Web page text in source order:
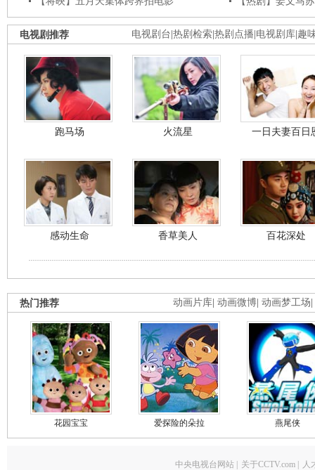
电视剧台 热剧检索 热剧点播 电视剧库 趣
电视剧推荐
跑马场 火流星 一日夫妻百日
感动生命 香草美人 百花深处
动画片库 动画微博 动画梦工场
热门推荐
花园宝宝 爱探险的朵拉 燕尾侠
中央电视台网站 关于CCTV.com 人